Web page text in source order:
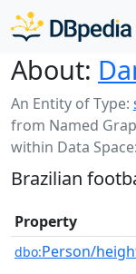
About:
An Entity of Type:
from Named
within Data Space:
Brazilian
Property
dbo:Person/